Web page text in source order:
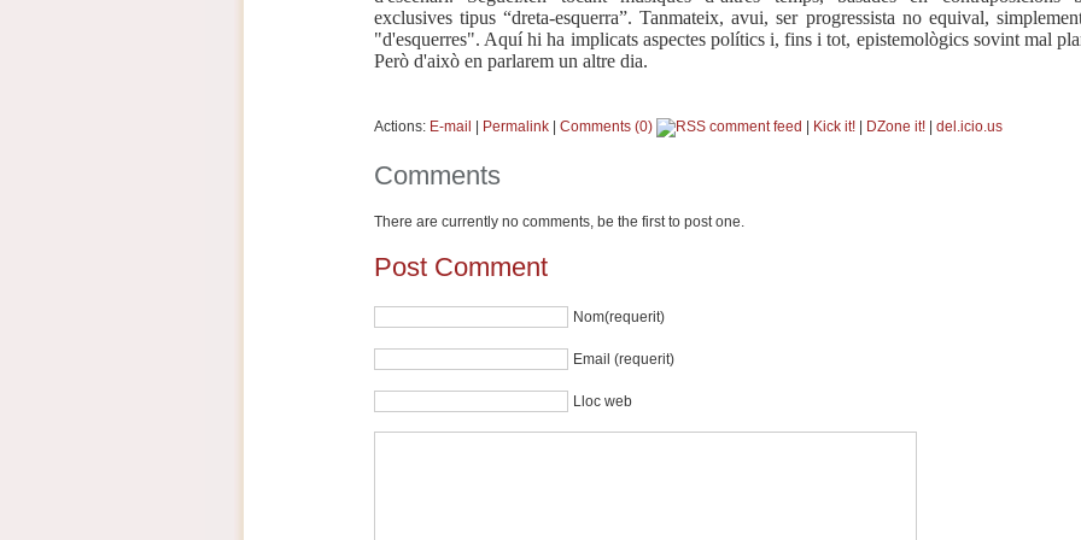
exclusives tipus “dreta-esquerra”. Tanmateix, avui, ser progressista no equival,
"d'esquerres". Aquí hi ha implicats aspectes polítics i, fins i tot, epistemològics sovint mal
Però d'això en parlarem un altre dia.
Actions: E-mail Permalink Comments (0) Kick it! DZone it! del.icio.us
Comments
There are currently no comments, be the first to post one.
Post Comment
Nom(requerit)
Email (requerit)
Lloc web